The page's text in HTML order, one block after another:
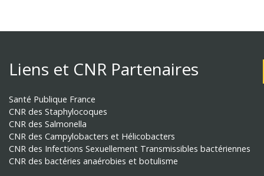
Liens et CNR Partenaires
Santé Publique France
CNR des Staphylocoques
CNR des Salmonella
CNR des Campylobacters et Hélicobacters
CNR des Infections Sexuellement Transmissibles bactériennes
CNR des bactéries anaérobies et botulisme